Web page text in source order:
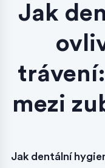
Jak
mezi
Jak dentální